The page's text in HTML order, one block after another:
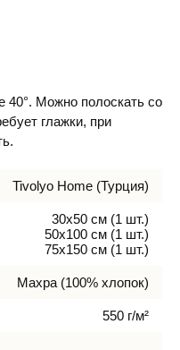
40°. Можно полоскать со
глажки, при
Tivolyo Home (Турция)
30х50 см (1 шт.)
50х100 см (1 шт.)
75х150 см (1 шт.)
Махра (100% хлопок)
550 г/м²